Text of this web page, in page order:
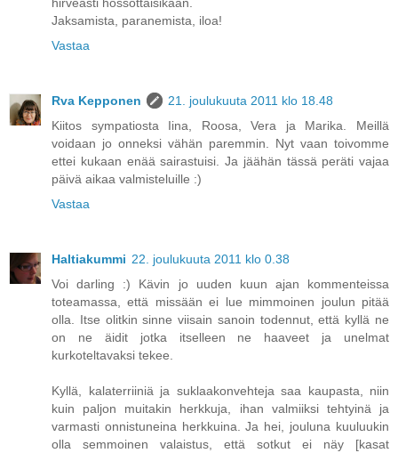
Jaksamista, paranemista, iloa!
Vastaa
Rva Kepponen
21. joulukuuta 2011 klo 18.48
Kiitos sympatiosta Iina, Roosa, Vera ja Marika. Meillä
voidaan jo onneksi vähän paremmin. Nyt vaan toivomme
ettei kukaan enää sairastuisi. Ja jäähän tässä peräti vajaa
päivä aikaa valmisteluille :)
Vastaa
Haltiakummi 22. joulukuuta 2011 klo 0.38
Voi darling :) Kävin jo uuden kuun ajan kommenteissa
toteamassa, että missään ei lue mimmoinen joulun pitää
olla. Itse olitkin sinne viisain sanoin todennut, että kyllä ne
on ne äidit jotka itselleen ne haaveet ja unelmat
kurkoteltavaksi tekee.
Kyllä, kalaterriiniä ja suklaakonvehteja saa kaupasta, niin
kuin paljon muitakin herkkuja, ihan valmiiksi tehtyinä ja
varmasti onnistuneina herkkuina. Ja hei, jouluna kuuluukin
olla semmoinen valaistus, että sotkut ei näy [kasat